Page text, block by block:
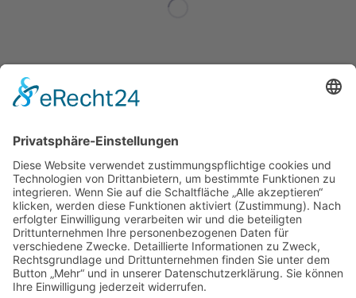
Service Hotline
Informationen
Empfehlungen
* Alle Preise inkl. gesetzl. Mehrwertsteuer zzgl.